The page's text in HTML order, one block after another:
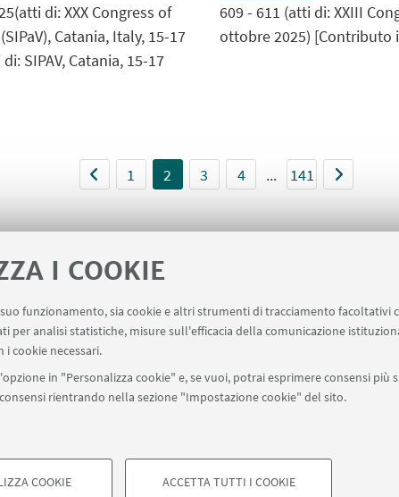
I COOKIE
funzionamento, sia cookie e altri strumenti di tracciamento
per analisi statistiche, misure sull'efficacia della comunicazione
cookie necessari.
in "Personalizza cookie" e, se vuoi, potrai esprimere consensi più
rientrando nella sezione "Impostazione cookie" del sito.
COOKIE ACCETTA TUTTI I COOKIE
di: XXX Congress of
Catania, Italy, 15-17
SIPAV, Catania, 15-17
609 - 611 (atti di: XXIII
ottobre 2025) [Contributo
1 2 3 4 ... 141
Contatti RDA Elettronica Missioni web
SEGUI UNIBO SU:
- Via Zamboni, 33 - 40126 Bologna - PI: 01131710376 - CF:
Cookie